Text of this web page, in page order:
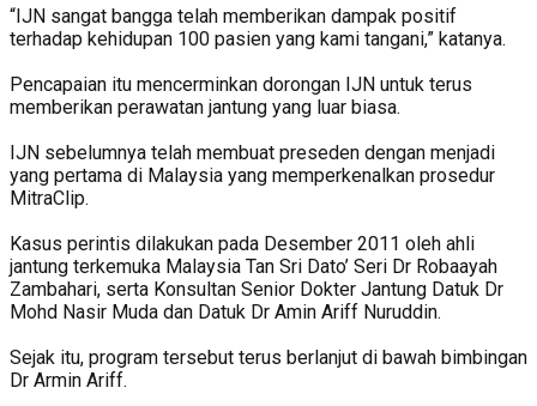
“IJN sangat bangga telah memberikan dampak positif
terhadap kehidupan 100 pasien yang kami tangani,” katanya.
Pencapaian itu mencerminkan dorongan IJN untuk terus
memberikan perawatan jantung yang luar biasa.
IJN sebelumnya telah membuat preseden dengan menjadi
yang pertama di Malaysia yang memperkenalkan prosedur
MitraClip.
Kasus perintis dilakukan pada Desember 2011 oleh ahli
jantung terkemuka Malaysia Tan Sri Dato’ Seri Dr Robaayah
Zambahari, serta Konsultan Senior Dokter Jantung Datuk Dr
Mohd Nasir Muda dan Datuk Dr Amin Ariff Nuruddin.
Sejak itu, program tersebut terus berlanjut di bawah bimbingan
Dr Armin Ariff.